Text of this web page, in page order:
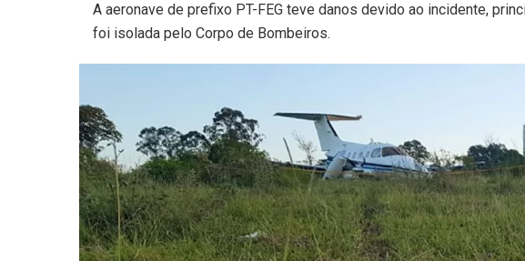
A aeronave de prefixo PT-FEG teve danos devido ao incidente,
foi isolada pelo Corpo de Bombeiros.